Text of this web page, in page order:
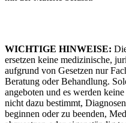
WICHTIGE HINWEISE:
ersetzen keine medizinische,
aufgrund von Gesetzen nur
Beratung oder Behandlung.
angeboten und es werden
nicht dazu bestimmt,
beginnen oder zu beenden,